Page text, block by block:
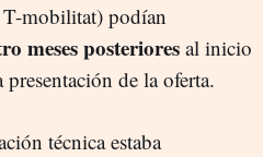
mobilitat) podían
meses posteriores al inicio
de la oferta.
técnica estaba